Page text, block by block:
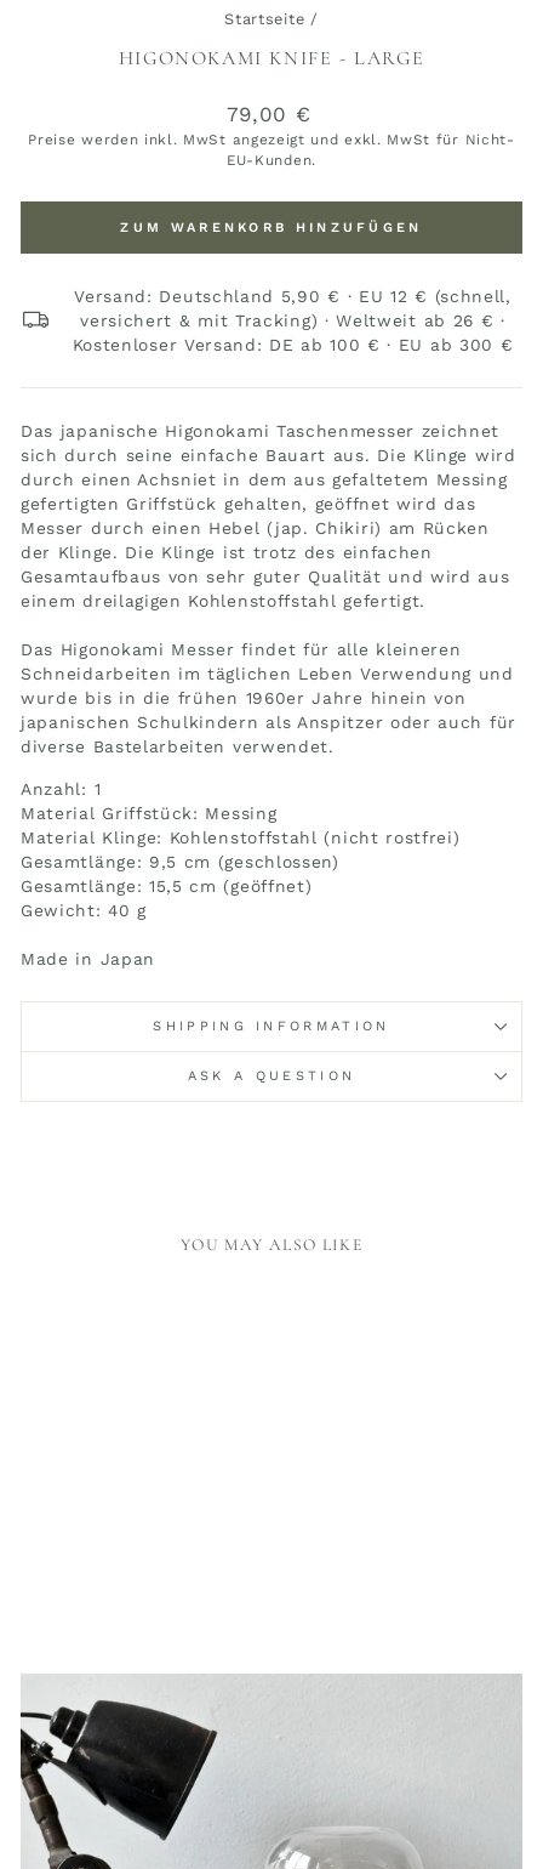
Startseite /
HIGONOKAMI KNIFE - LARGE
Normaler
Preis
79,00 €
Preise werden inkl. MwSt angezeigt und exkl. MwSt für Nicht-
EU-Kunden.
ZUM WARENKORB HINZUFÜGEN
Versand: Deutschland 5,90 € · EU 12 € (schnell,
versichert & mit Tracking) · Weltweit ab 26 € ·
Kostenloser Versand: DE ab 100 € · EU ab 300 €
Das japanische Higonokami Taschenmesser zeichnet
sich durch seine einfache Bauart aus. Die Klinge wird
durch einen Achsniet in dem aus gefaltetem Messing
gefertigten Griffstück gehalten, geöffnet wird das
Messer durch einen Hebel (jap. Chikiri) am Rücken
der Klinge. Die Klinge ist trotz des einfachen
Gesamtaufbaus von sehr guter Qualität und wird aus
einem dreilagigen Kohlenstoffstahl gefertigt.
Das Higonokami Messer findet für alle kleineren
Schneidarbeiten im täglichen Leben Verwendung und
wurde bis in die frühen 1960er Jahre hinein von
japanischen Schulkindern als Anspitzer oder auch für
diverse Bastelarbeiten verwendet.
Anzahl: 1
Material Griffstück: Messing
Material Klinge: Kohlenstoffstahl (nicht rostfrei)
Gesamtlänge: 9,5 cm (geschlossen)
Gesamtlänge: 15,5 cm (geöffnet)
Gewicht: 40 g
Made in Japan
SHIPPING INFORMATION
ASK A QUESTION
YOU MAY ALSO LIKE